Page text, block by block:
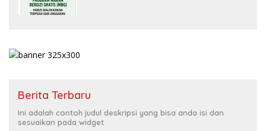
Berita Terbaru
Ini adalah contoh judul deskripsi yang bisa anda isi dan
sesuaikan pada widget